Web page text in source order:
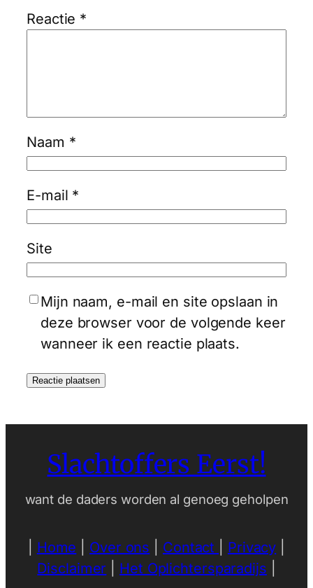
Reactie *
Naam *
E-mail *
Site
Mijn naam, e-mail en site opslaan in
deze browser voor de volgende keer
wanneer ik een reactie plaats.
Slachtoffers Eerst!
want de daders worden al genoeg geholpen
Home Over ons Contact Privacy
Disclaimer
Het Oplichtersparadijs